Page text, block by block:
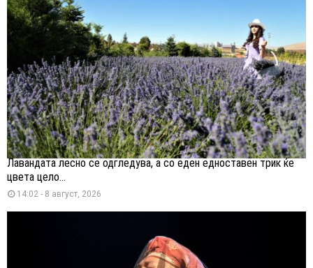
Лавандата лесно се одгледува, а со еден едноставен трик ќе
цвета цело...
14:02 - 8 август, 2026